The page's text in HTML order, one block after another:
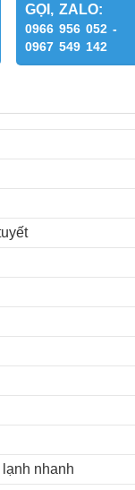
GỌI, ZALO:
0966 956 052 -
0967 549 142
nhanh